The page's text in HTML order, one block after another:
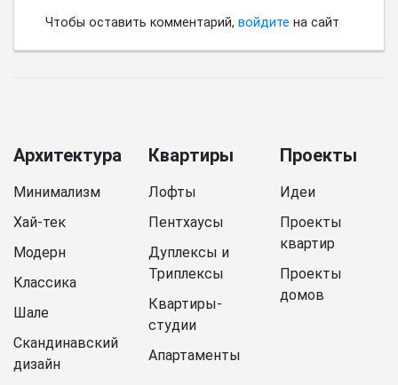
Чтобы оставить комментарий, войдите на сайт
Архитектура
Минимализм
Хай-тек
Модерн
Классика
Шале
Скандинавский
дизайн
Квартиры
Лофты
Пентхаусы
Дуплексы и
Триплексы
Квартиры-
студии
Апартаменты
Проекты
Идеи
Проекты
квартир
Проекты
домов